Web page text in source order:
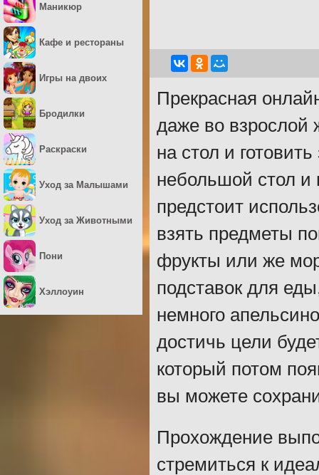
Прекрасная
даже во взрослой
на стол и
небольшой стол и
предстоит
взять предметы
фрукты или же
подставок для
немного
достичь цели
который потом
вы можете
Прохождение
стремиться к
Маникюр
Кафе и рестораны
Игры на двоих
Бродилки
Раскраски
Уход за Малышами
Уход за Животными
Пони
Хэллоуин